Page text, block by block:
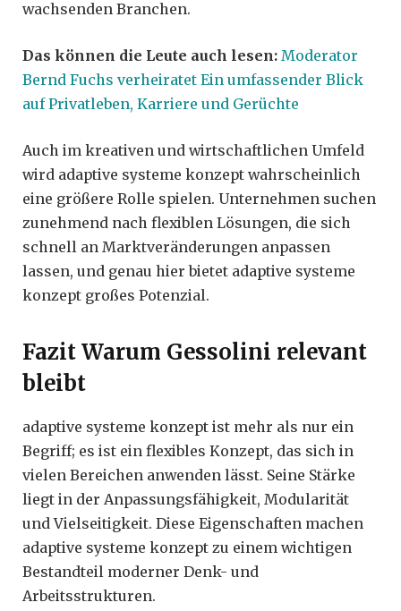
wachsenden Branchen.
Das können die Leute auch lesen: Moderator
Bernd Fuchs verheiratet Ein umfassender Blick
auf Privatleben, Karriere und Gerüchte
Auch im kreativen und wirtschaftlichen Umfeld
wird adaptive systeme konzept wahrscheinlich
eine größere Rolle spielen. Unternehmen suchen
zunehmend nach flexiblen Lösungen, die sich
schnell an Marktveränderungen anpassen
lassen, und genau hier bietet adaptive systeme
konzept großes Potenzial.
Fazit Warum Gessolini relevant
bleibt
adaptive systeme konzept ist mehr als nur ein
Begriff; es ist ein flexibles Konzept, das sich in
vielen Bereichen anwenden lässt. Seine Stärke
liegt in der Anpassungsfähigkeit, Modularität
und Vielseitigkeit. Diese Eigenschaften machen
adaptive systeme konzept zu einem wichtigen
Bestandteil moderner Denk- und
Arbeitsstrukturen.